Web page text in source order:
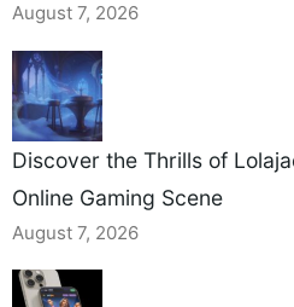
August 7, 2026
Discover the Thrills of
Online Gaming Scene
August 7, 2026